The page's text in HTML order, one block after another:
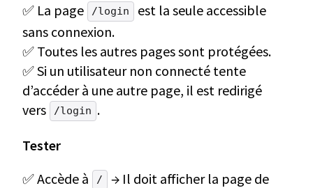
✅ La page
/login
est la seule accessible
sans connexion.
✅ Toutes les autres pages sont protégées.
✅ Si un utilisateur non connecté tente
d’accéder à une autre page, il est redirigé
vers
/login .
Tester
✅ Accède à
/
→ Il doit afficher la page de